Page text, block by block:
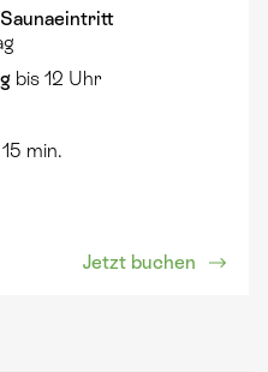
bis 12 Uhr
15 min.
Jetzt buchen